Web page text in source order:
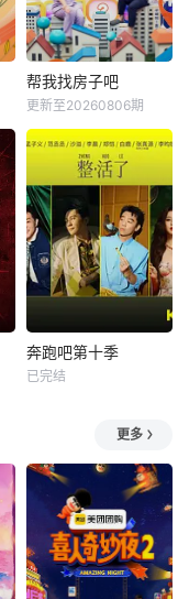
帮我找房子吧
更新至20260806期
奔跑吧第十季
已完结
更多